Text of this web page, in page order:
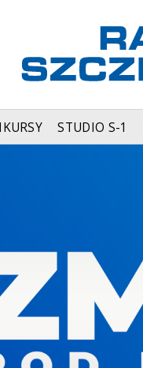
STUDIO S-1